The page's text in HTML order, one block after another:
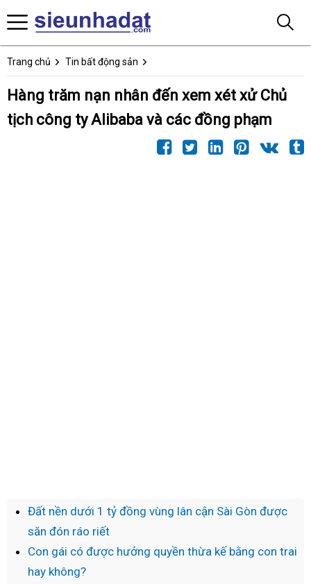
Trang chủ Tin bất động sản
Hàng trăm nạn nhân đến xem xét xử Chủ
tịch công ty Alibaba và các đồng phạm
Đất nền dưới 1 tỷ đồng vùng lân cận Sài Gòn được
săn đón ráo riết
Con gái có được hưởng quyền thừa kế bằng con trai
hay không?